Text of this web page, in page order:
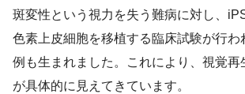
斑変性という視力を失う難病に対し、
色素上皮細胞を移植する臨床試験が行わ
例も生まれました。これにより、視覚再
が具体的に見えてきています。